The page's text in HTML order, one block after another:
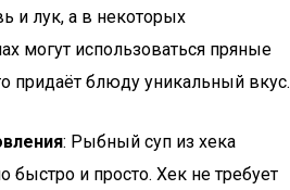
и лук, а в некоторых
могут использоваться пряные
придаёт блюду уникальный вкус.
: Рыбный суп из хека
быстро и просто. Хек не требует